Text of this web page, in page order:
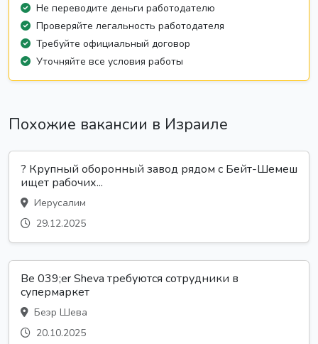
Не переводите деньги работодателю
Проверяйте легальность работодателя
Требуйте официальный договор
Уточняйте все условия работы
Похожие вакансии в Израиле
? Крупный оборонный завод рядом с Бейт-Шемеш
ищет рабочих...
Иерусалим
29.12.2025
Be 039;er Sheva требуются сотрудники в
супермаркет
Беэр Шева
20.10.2025